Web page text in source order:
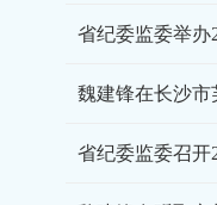
省纪委监委举办